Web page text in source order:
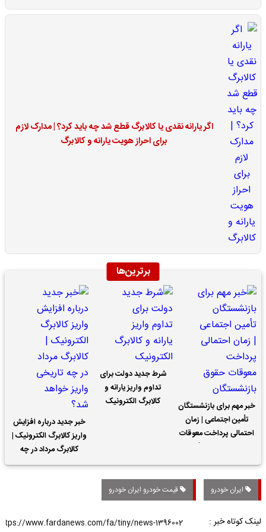
اگر یارانه نقدی یا کالابرگ قطع شد چه باید کرد؟ | مدارک لازم
برای احراز هویت یارانه و کالابرگ
برترین‌ها
خبر مهم برای بازنشستگان
تأمین اجتماعی | زمان
احتمالی پرداخت معوقات
شرط جدید دولت برای
تداوم واریز یارانه و
کالابرگ الکترونیک
خبر جدید درباره افزایش
واریز کالابرگ الکترونیک |
کالابرگ مرداد در چه
تاریخی واریز خواهد شد؟
ایران خودرو قیمت خودرو ایران خودرو
لینک کوتاه خبر :